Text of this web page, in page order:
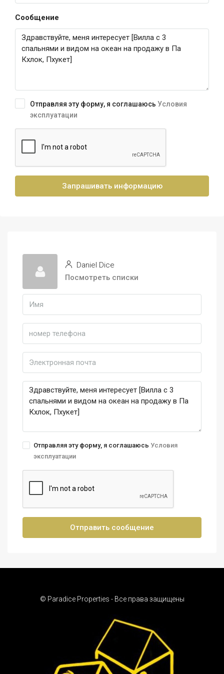
Сообщение
Отправляя эту форму, я соглашаюсь Условия
эксплуатации
Запрашивать информацию
Daniel Dice
Посмотреть списки
Отправляя эту форму, я соглашаюсь Условия
эксплуатации
Отправить сообщение
© Paradice Properties - Все права защищены